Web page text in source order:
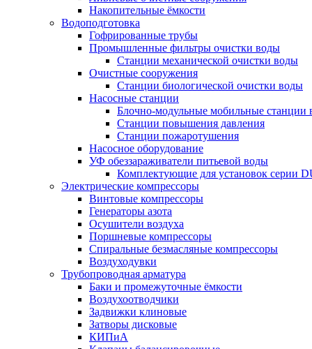
Накопительные ёмкости
Водоподготовка
Гофрированные трубы
Промышленные фильтры очистки воды
Станции механической очистки воды
Очистные сооружения
Станции биологической очистки воды
Насосные станции
Блочно-модульные мобильные станции
Станции повышения давления
Станции пожаротушения
Насосное оборудование
УФ обеззараживатели питьевой воды
Комплектующие для установок серии
Электрические компрессоры
Винтовые компрессоры
Генераторы азота
Осушители воздуха
Поршневые компрессоры
Спиральные безмасляные компрессоры
Воздуходувки
Трубопроводная арматура
Баки и промежуточные ёмкости
Воздухоотводчики
Задвижки клиновые
Затворы дисковые
КИПиА